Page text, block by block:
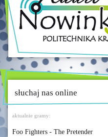
słuchaj nas online
aktualnie gramy:
Foo Fighters - The Pretender